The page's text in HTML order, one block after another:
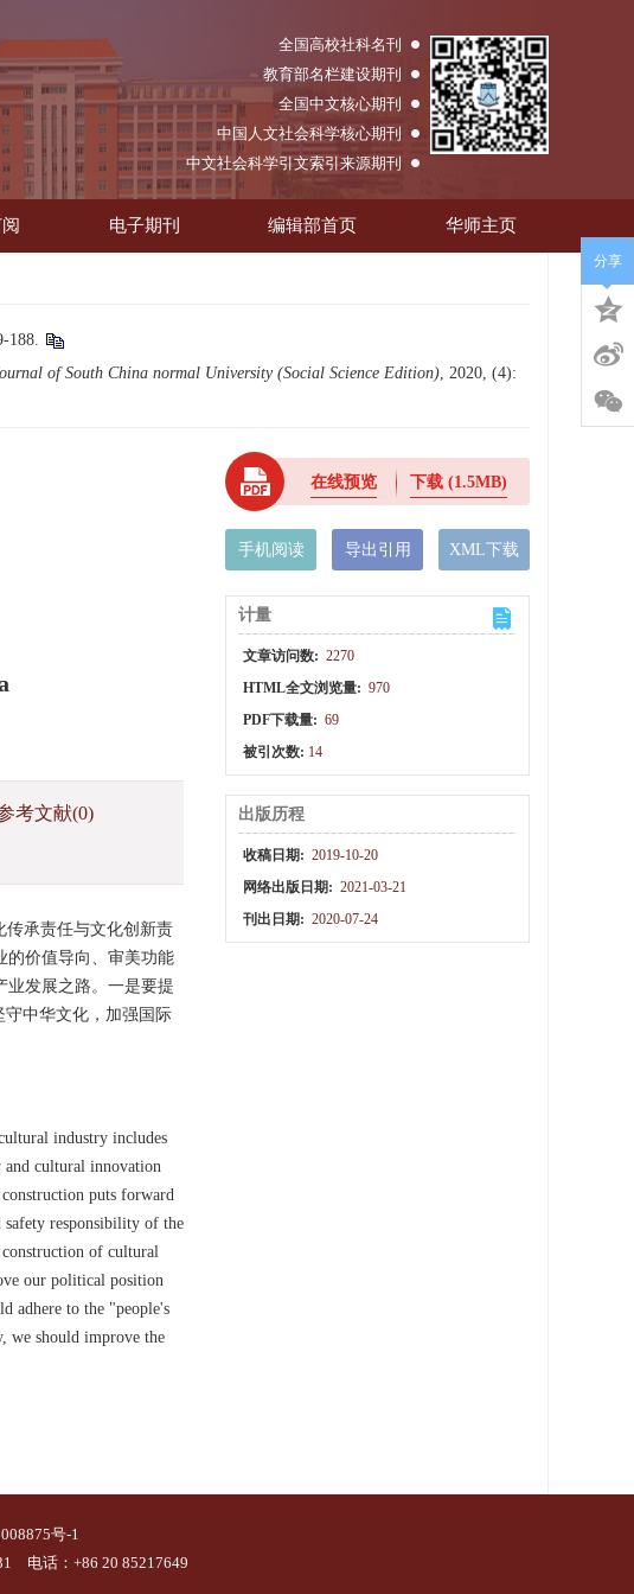
全国高校社科名刊
教育部名栏建设期刊
全国中文核心期刊
中国人文社会科学核心期刊
中文社会科学引文索引来源期刊
电子期刊 编辑部首页 华师主页
188.
of South China normal University (Social Science Edition), 2020, (4):
考文献(0)
传承责任与文化创新责
的价值导向、审美功能
业发展之路。一是要提
守中华文化，加强国际
industry includes
cultural innovation
puts forward
responsibility of the
of cultural
our political position
adhere to the "people's
we should improve the
在线预览 下载(1.5MB)
手机阅读 导出引用 XML下载
计量
文章访问数: 2270
HTML全文浏览量: 970
PDF下载量: 69
被引次数: 14
出版历程
收稿日期: 2019-10-20
网络出版日期: 2021-03-21
刊出日期: 2020-07-24
分享
号-1
电话：+86 20 85217649